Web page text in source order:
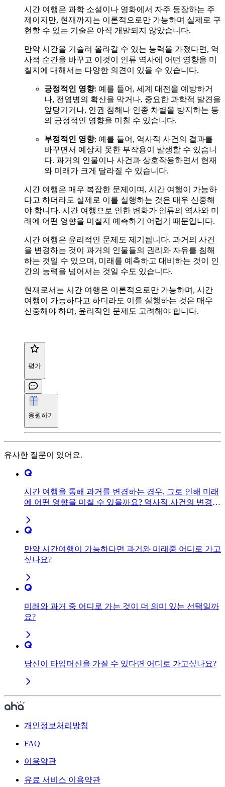
시간 여행은 과학 소설이나 영화에서 자주 등장하는 주
제이지만, 현재까지는 이론적으로만 가능하며 실제로 구
현할 수 있는 기술은 아직 개발되지 않았습니다.
만약 시간을 거슬러 올라갈 수 있는 능력을 가졌다면, 역
사적 순간을 바꾸고 이것이 인류 역사에 어떤 영향을 미
칠지에 대해서는 다양한 의견이 있을 수 있습니다.
긍정적인 영향: 예를 들어, 세계 대전을 예방하거
나, 전염병의 확산을 막거나, 중요한 과학적 발견을
앞당기거나, 인권 침해나 인종 차별을 방지하는 등
의 긍정적인 영향을 미칠 수 있습니다.
부정적인 영향: 예를 들어, 역사적 사건의 결과를
바꾸면서 예상치 못한 부작용이 발생할 수 있습니
다. 과거의 인물이나 사건과 상호작용하면서 현재
와 미래가 크게 달라질 수 있습니다.
시간 여행은 매우 복잡한 문제이며, 시간 여행이 가능하
다고 하더라도 실제로 이를 실행하는 것은 매우 신중해
야 합니다. 시간 여행으로 인한 변화가 인류의 역사와 미
래에 어떤 영향을 미칠지 예측하기 어렵기 때문입니다.
시간 여행은 윤리적인 문제도 제기됩니다. 과거의 사건
을 변경하는 것이 과거의 인물들의 권리와 자유를 침해
하는 것일 수 있으며, 미래를 예측하고 대비하는 것이 인
간의 능력을 넘어서는 것일 수도 있습니다.
현재로서는 시간 여행은 이론적으로만 가능하며, 시간
여행이 가능하다고 하더라도 이를 실행하는 것은 매우
신중해야 하며, 윤리적인 문제도 고려해야 합니다.
평가
응원하기
유사한 질문이 있어요.
시간 여행을 통해 과거를 변경하는 경우, 그로 인해 미래
에 어떤 영향을 미칠 수 있을까요? 역사적 사건의 변경이
만약 시간여행이 가능하다면 과거와 미래중 어디로 가고
싶나요?
미래와 과거 중 어디로 가는 것이 더 의미 있는 선택일까
요?
당신이 타임머신을 가질 수 있다면 어디로 가고싶나요?
개인정보처리방침
FAQ
이용약관
유료 서비스 이용약관